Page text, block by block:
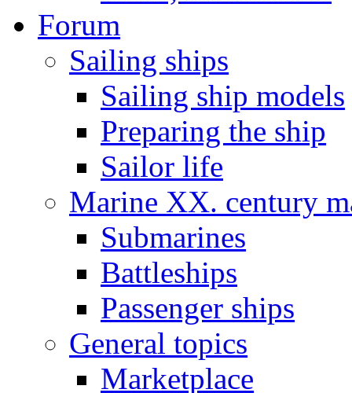
Forum
Sailing ships
Sailing ship models
Preparing the ship
Sailor life
Marine XX. century
Submarines
Battleships
Passenger ships
General topics
Marketplace